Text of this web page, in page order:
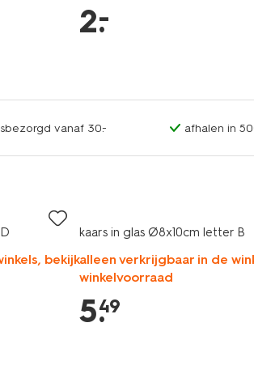
2.
–
vanaf 30.- afhalen in
bekijk
kaars in glas Ø8x10cm letter B
alleen verkrijgbaar in de
winkelvoorraad
5.
49